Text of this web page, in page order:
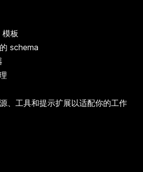
板
schema
、工具和提示扩展以适配你的工作